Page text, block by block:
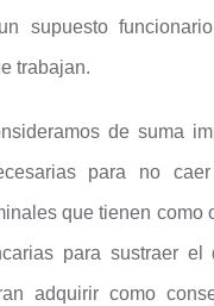
supuesto
trabajan.
de suma
para no
que tienen como
para sustraer el
adquirir como